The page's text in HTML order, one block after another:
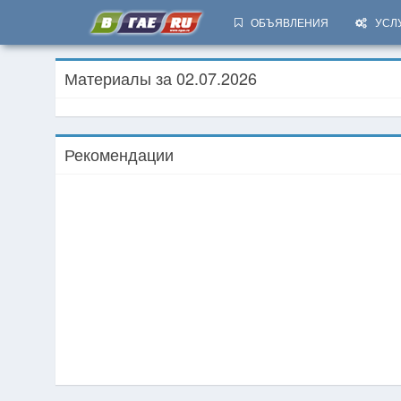
ОБЪЯВЛЕНИЯ
Материалы за 02.07.2026
Рекомендации